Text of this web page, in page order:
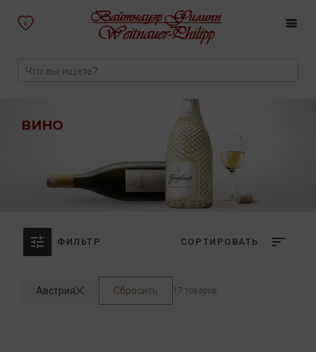
0
ВИНО
ФИЛЬТР СОРТИРОВАТЬ
Австрия Сбросить 17 товаров